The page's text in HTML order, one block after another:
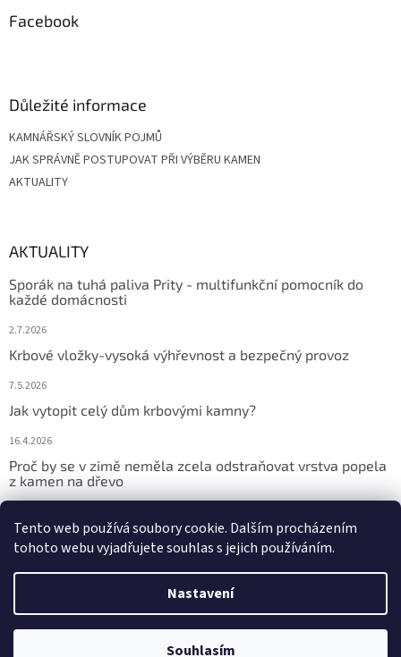
Tento web používá soubory cookie. Dalším procházením
tohoto webu vyjadřujete souhlas s jejich používáním.
Nastavení
Souhlasím
Facebook
Důležité informace
KAMNÁŘSKÝ SLOVNÍK POJMŮ
JAK SPRÁVNĚ POSTUPOVAT PŘI VÝBĚRU KAMEN
AKTUALITY
AKTUALITY
Sporák na tuhá paliva Prity - multifunkční pomocník do
každé domácnosti
2.7.2026
Krbové vložky-vysoká výhřevnost a bezpečný provoz
7.5.2026
Jak vytopit celý dům krbovými kamny?
16.4.2026
Proč by se v zimě neměla zcela odstraňovat vrstva popela
z kamen na dřevo
Copyright 2026NEJLEVNĚJŠÍ KAMNA. Všechna práva vyhrazena.
Upravit nastavení cookies